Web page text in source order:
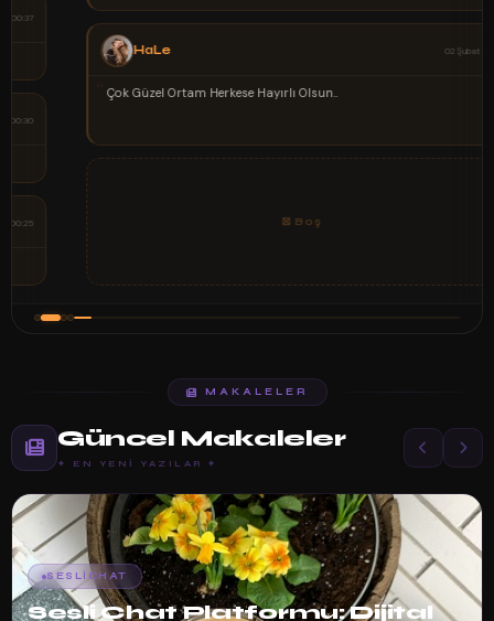
HaLe 02 Şubat 00:15
Çok Güzel Ortam Herkese Hayırlı Olsun..
MAKALELER
Güncel Makaleler
✦ EN YENI YAZILAR ✦
SESLICHAT
Sesli Chat Platformu: Dijital